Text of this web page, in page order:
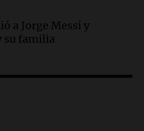
mejorar la
a Jorge Messi y
su familia